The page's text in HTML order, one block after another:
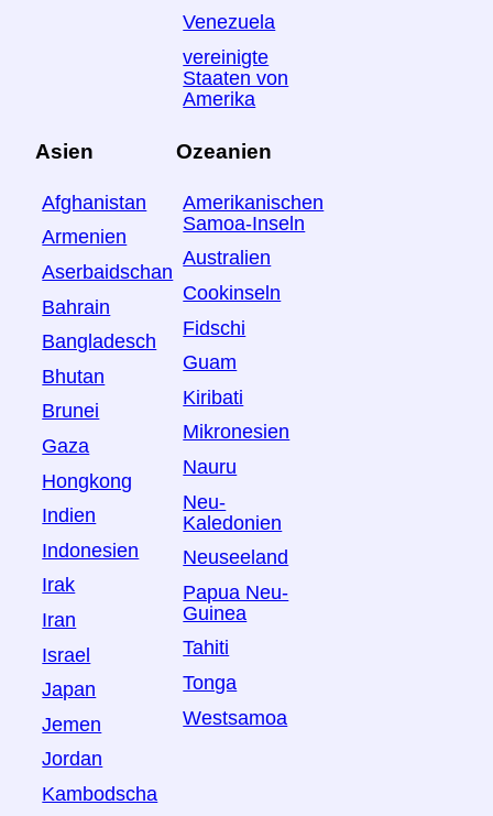
Venezuela
vereinigte
Staaten von
Amerika
Asien
Afghanistan
Armenien
Aserbaidschan
Bahrain
Bangladesch
Bhutan
Brunei
Gaza
Hongkong
Indien
Indonesien
Irak
Iran
Israel
Japan
Jemen
Jordan
Kambodscha
Ozeanien
Amerikanischen
Samoa-Inseln
Australien
Cookinseln
Fidschi
Guam
Kiribati
Mikronesien
Nauru
Neu-
Kaledonien
Neuseeland
Papua Neu-
Guinea
Tahiti
Tonga
Westsamoa